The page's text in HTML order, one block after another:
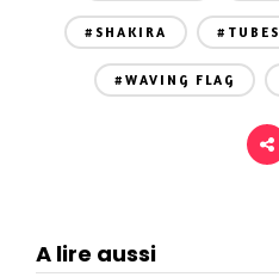
#SHAKIRA #TUBES
#WAVING FLAG
A lire aussi